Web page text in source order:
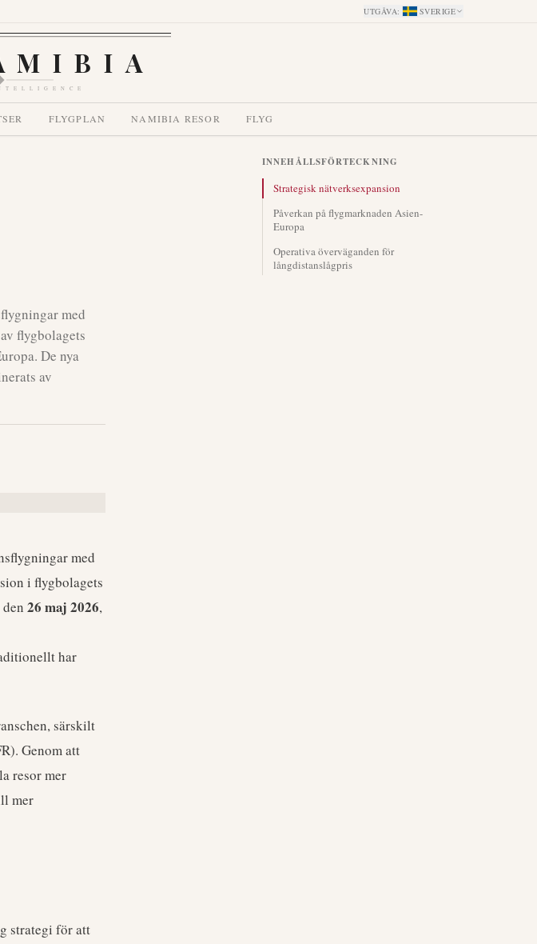
UTGÅVA: SVERIGE
FLYGPLAN NAMIBIA RESOR FLYG
med
flygbolagets
De nya
av
med
i flygbolagets
26 maj 2026,
har
särskilt
Genom att
resor mer
mer
strategi för att
INNEHÅLLSFÖRTECKNING
Strategisk nätverksexpansion
Påverkan på flygmarknaden Asien-
Europa
Operativa överväganden för
långdistanslågpris